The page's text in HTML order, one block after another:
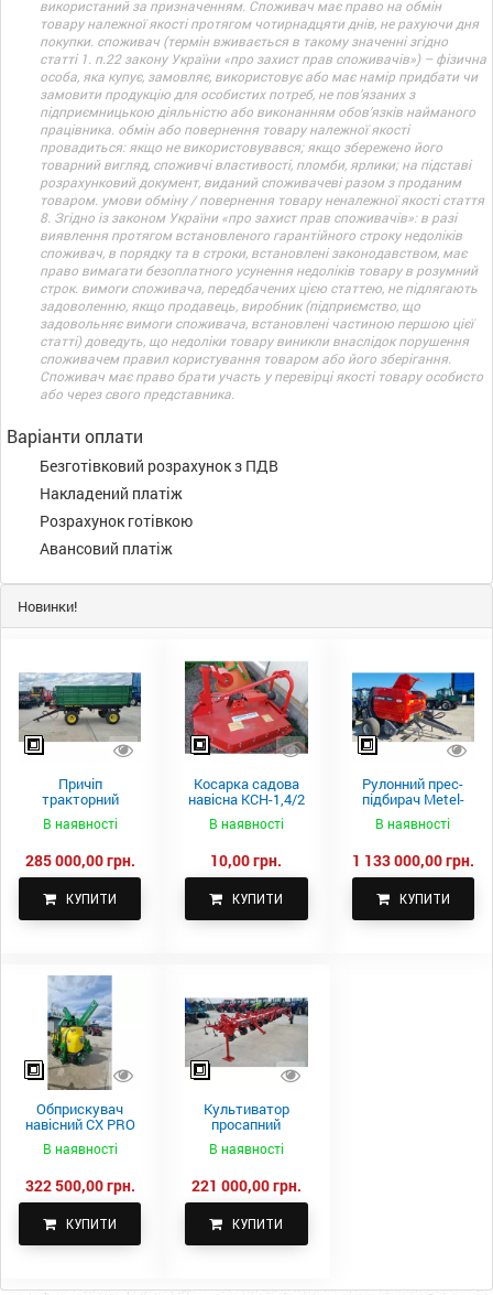
використаний за призначенням. Споживач має право на обмін
товару належної якості протягом чотирнадцяти днів, не рахуючи дня
покупки. споживач (термін вживається в такому значенні згідно
статті 1. п.22 закону України «про захист прав споживачів») – фізична
особа, яка купує, замовляє, використовує або має намір придбати чи
замовити продукцію для особистих потреб, не пов’язаних з
підприємницькою діяльністю або виконанням обов’язків найманого
працівника. обмін або повернення товару належної якості
провадиться: якщо не використовувався; якщо збережено його
товарний вигляд, споживчі властивості, пломби, ярлики; на підставі
розрахунковий документ, виданий споживачеві разом з проданим
товаром. умови обміну / повернення товару неналежної якості стаття
8. Згідно із законом України «про захист прав споживачів»: в разі
виявлення протягом встановленого гарантійного строку недоліків
споживач, в порядку та в строки, встановлені законодавством, має
право вимагати безоплатного усунення недоліків товару в розумний
строк. вимоги споживача, передбачених цією статтею, не підлягають
задоволенню, якщо продавець, виробник (підприємство, що
задовольняє вимоги споживача, встановлені частиною першою цієї
статті) доведуть, що недоліки товару виникли внаслідок порушення
споживачем правил користування товаром або його зберігання.
Споживач має право брати участь у перевірці якості товару особисто
або через свого представника.
Варіанти оплати
Безготівковий розрахунок з ПДВ
Накладений платіж
Розрахунок готівкою
Авансовий платіж
Новинки!
Причіп
тракторний
самоскидний
Spike 2 ПТС-4
В наявності
285 000,00 грн.
КУПИТИ
Косарка садова
навісна КСН-1,4/2
В наявності
10,00 грн.
КУПИТИ
Рулонний прес-
підбирач Metel-
Fach Z 587
В наявності
1 133 000,00 грн.
КУПИТИ
Обприскувач
навісний CX PRO
В наявності
322 500,00 грн.
КУПИТИ
Культиватор
просапний
КПН-5,6-05
В наявності
221 000,00 грн.
КУПИТИ